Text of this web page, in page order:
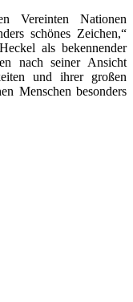
Vereinten Nationen
schönes Zeichen,“
als bekennender
nach seiner Ansicht
und ihrer großen
Menschen besonders